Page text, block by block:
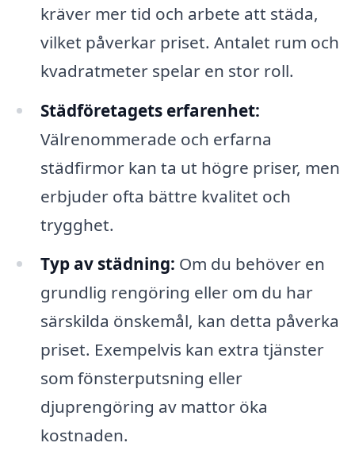
kräver mer tid och arbete att städa,
vilket påverkar priset. Antalet rum och
kvadratmeter spelar en stor roll.
Städföretagets erfarenhet:
Välrenommerade och erfarna
städfirmor kan ta ut högre priser, men
erbjuder ofta bättre kvalitet och
trygghet.
Typ av städning: Om du behöver en
grundlig rengöring eller om du har
särskilda önskemål, kan detta påverka
priset. Exempelvis kan extra tjänster
som fönsterputsning eller
djuprengöring av mattor öka
kostnaden.